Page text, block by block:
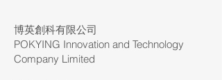
及好處分析
博英創科有限公司
POKYING Innovation and Technology
Company Limited